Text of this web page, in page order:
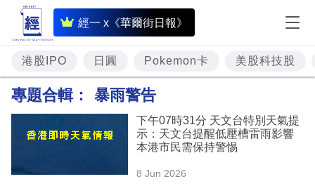
經一 x《華爾街日報》
即
時
財
經
題
資
港股IPO 日圓 Pokemon卡 美股科技股
專題合輯： 暴雨警告
下午07時31分 天文台特別天氣提
示：天文台提醒低壓槽雷雨影響
本港市民需保持警惕
8 Jun 2026